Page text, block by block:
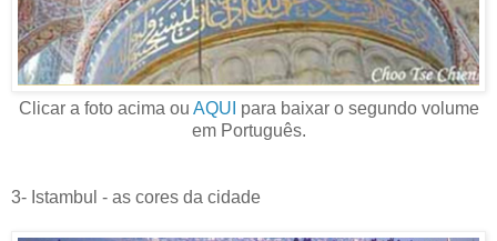
Clicar a foto acima ou AQUI para baixar o segundo volume
em Português.
3- Istambul - as cores da cidade